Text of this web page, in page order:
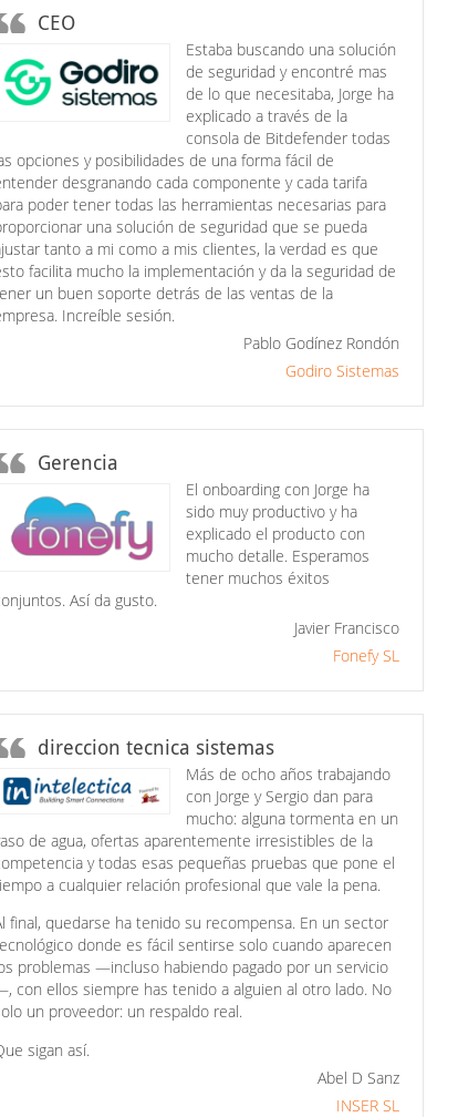
CEO
Estaba buscando una solución
de seguridad y encontré mas
de lo que necesitaba, Jorge ha
explicado a través de la
consola de Bitdefender todas
opciones y posibilidades de una forma fácil de
desgranando cada componente y cada tarifa
poder tener todas las herramientas necesarias para
una solución de seguridad que se pueda
tanto a mi como a mis clientes, la verdad es que
facilita mucho la implementación y da la seguridad de
un buen soporte detrás de las ventas de la
Increíble sesión.
Pablo Godínez Rondón
Godiro Sistemas
Gerencia
El onboarding con Jorge ha
sido muy productivo y ha
explicado el producto con
mucho detalle. Esperamos
tener muchos éxitos
Así da gusto.
Javier Francisco
Fonefy SL
direccion tecnica sistemas
Más de ocho años trabajando
con Jorge y Sergio dan para
mucho: alguna tormenta en un
de agua, ofertas aparentemente irresistibles de la
y todas esas pequeñas pruebas que pone el
a cualquier relación profesional que vale la pena.
final, quedarse ha tenido su recompensa. En un sector
donde es fácil sentirse solo cuando aparecen
problemas —incluso habiendo pagado por un servicio
con ellos siempre has tenido a alguien al otro lado. No
un proveedor: un respaldo real.
sigan así.
Abel D Sanz
INSER SL